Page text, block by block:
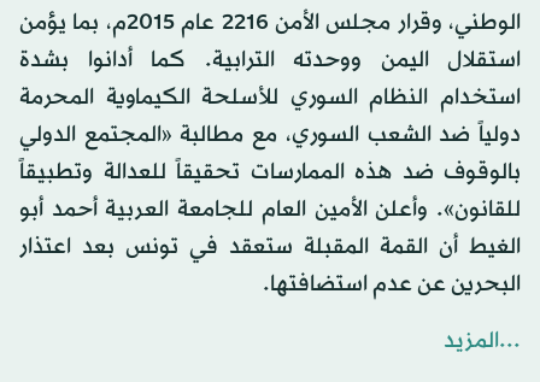
الوطني، وقرار مجلس الأمن 2216 عام 2015م، بما يؤمن
استقلال اليمن ووحدته الترابية. كما أدانوا بشدة
استخدام النظام السوري للأسلحة الكيماوية المحرمة
دولياً ضد الشعب السوري، مع مطالبة «المجتمع الدولي
بالوقوف ضد هذه الممارسات تحقيقاً للعدالة وتطبيقاً
للقانون». وأعلن الأمين العام للجامعة العربية أحمد أبو
الغيط أن القمة المقبلة ستعقد في تونس بعد اعتذار
البحرين عن عدم استضافتها.
...المزيد